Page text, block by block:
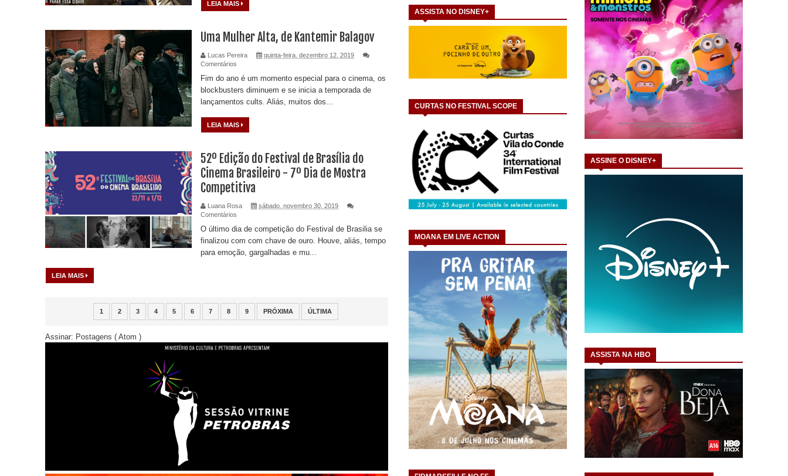
ASSISTA NO DISNEY+
CURTAS NO FESTIVAL SCOPE
MOANA EM LIVE ACTION
LEIA MAIS
Uma Mulher Alta, de Kantemir Balagov
Lucas Pereira
quinta-feira, dezembro 12, 2019
Comentários
Fim do ano é um momento especial para o cinema, os
blockbusters diminuem e se inicia a temporada de
lançamentos cults. Aliás, muitos dos...
LEIA MAIS
52º Edição do Festival de Brasília do
Cinema Brasileiro - 7º Dia de Mostra
Competitiva
Luana Rosa
sábado, novembro 30, 2019
Comentários
O último dia de competição do Festival de Brasilia se
finalizou com com chave de ouro. Houve, aliás, tempo
para emoção, gargalhadas e mu...
LEIA MAIS
1 2 3 4 5 6 7 8 9 PRÓXIMA ÚLTIMA
Assinar: Postagens ( Atom )
ASSINE O DISNEY+
ASSISTA NA HBO